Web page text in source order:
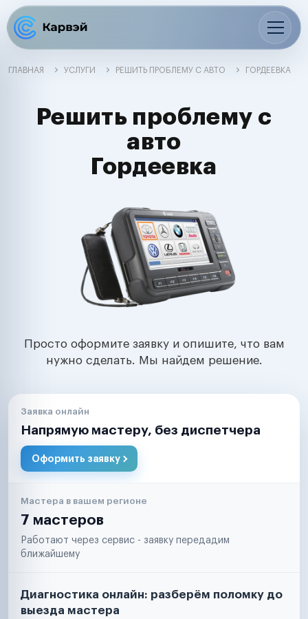
ГЛАВНАЯ УСЛУГИ РЕШИТЬ ПРОБЛЕМУ С АВТО ГОРДЕЕВКА
Решить проблему с
авто
Гордеевка
Просто оформите заявку и опишите, что вам
нужно сделать. Мы найдем решение.
Заявка онлайн
Напрямую мастеру, без диспетчера
Оформить заявку
Мастера в вашем регионе
7 мастеров
Работают через сервис - заявку передадим
ближайшему
Диагностика онлайн: разберём поломку до
выезда мастера